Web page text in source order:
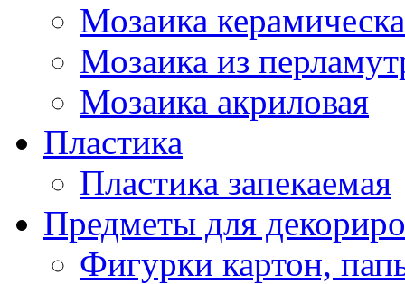
Мозаика
Мозаика из
Мозаика акриловая
Пластика
Пластика запекаемая
Предметы для
Фигурки картон,